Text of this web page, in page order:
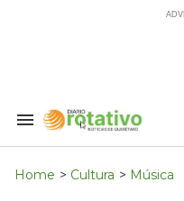
Search
Navigation
Home > Cultura > Música